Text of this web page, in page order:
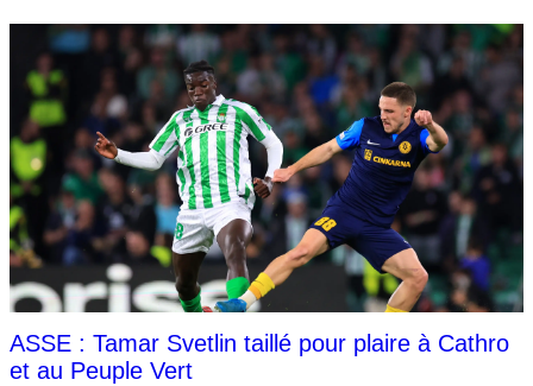
ASSE : Tamar Svetlin taillé pour plaire à Cathro
et au Peuple Vert